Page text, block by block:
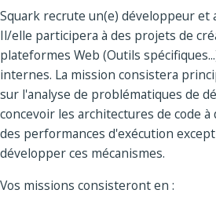
Squark recrute un(e) développeur et
Il/elle participera à des projets de
plateformes Web (Outils
internes. La mission consistera
sur l'analyse de problématiques de
concevoir les architectures de code
des performances d'exécution
développer ces mécanismes.
Vos missions consisteront en :